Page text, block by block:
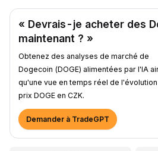
« Devrais-je acheter des
maintenant ? »
Obtenez des analyses de marché de
Dogecoin (DOGE) alimentées par l'IA
qu'une vue en temps réel de l'évolution
prix DOGE en CZK.
Demander à TradeGPT